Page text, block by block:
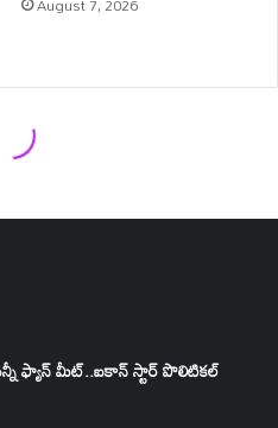
ఫ్యాన్ మీట్..ఐకాన్ స్టార్ పొలిటికల్